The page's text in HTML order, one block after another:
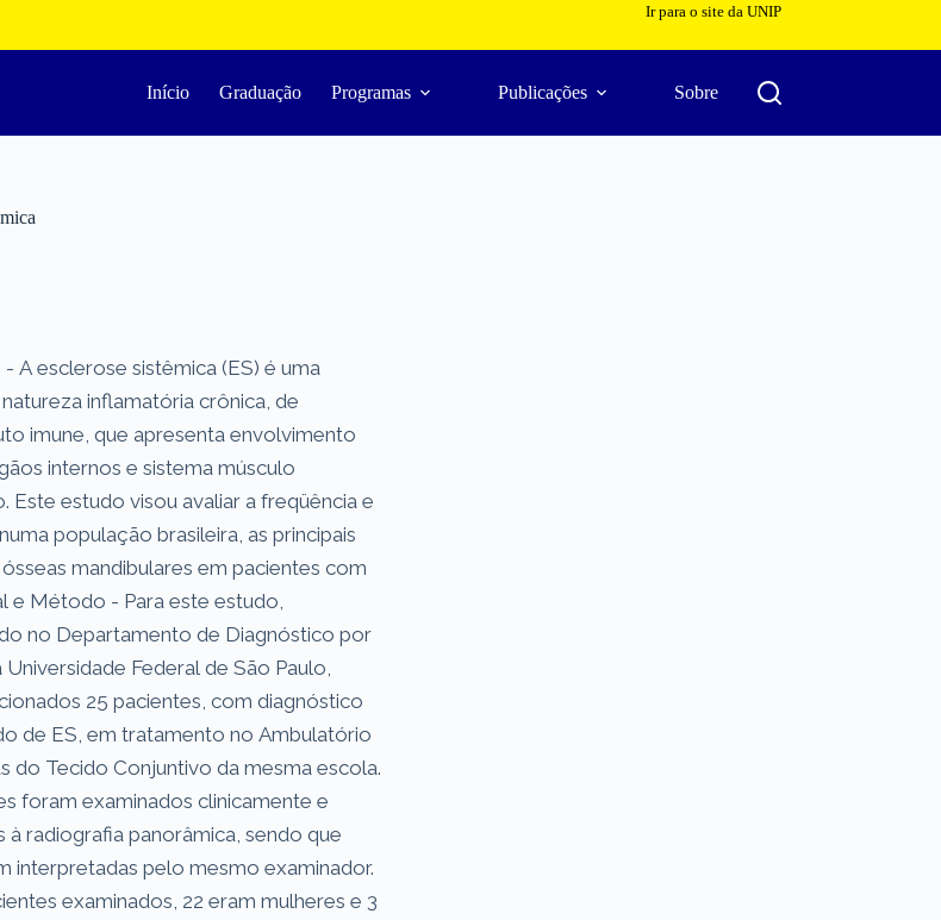
Ir para o site da UNIP
Início Graduação Programas Publicações Sobre
A esclerose sistêmica (ES) é uma
inflamatória crônica, de
imune, que apresenta envolvimento
internos e sistema músculo
Este estudo visou avaliar a freqüência e
população brasileira, as principais
mandibulares em pacientes com
e Método - Para este estudo,
no Departamento de Diagnóstico por
Federal de São Paulo,
25 pacientes, com diagnóstico
de ES, em tratamento no Ambulatório
do Tecido Conjuntivo da mesma escola.
foram examinados clinicamente e
à radiografia panorâmica, sendo que
interpretadas pelo mesmo examinador.
examinados, 22 eram mulheres e 3